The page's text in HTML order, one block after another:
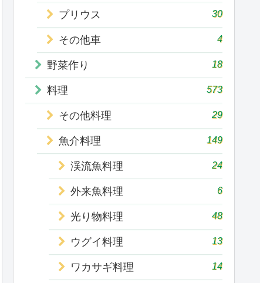
プリウス 30
その他車 4
野菜作り 18
料理 573
その他料理 29
魚介料理 149
渓流魚料理 24
外来魚料理 6
光り物料理 48
ウグイ料理 13
ワカサギ料理 14